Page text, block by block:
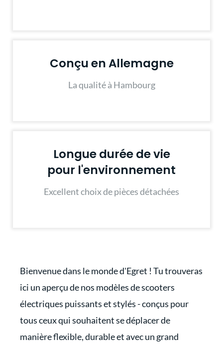
Conçu en Allemagne
La qualité à Hambourg
Longue durée de vie
pour l'environnement
Excellent choix de pièces détachées
Bienvenue dans le monde d'Egret ! Tu trouveras
ici un aperçu de nos modèles de scooters
électriques puissants et stylés - conçus pour
tous ceux qui souhaitent se déplacer de
manière flexible, durable et avec un grand